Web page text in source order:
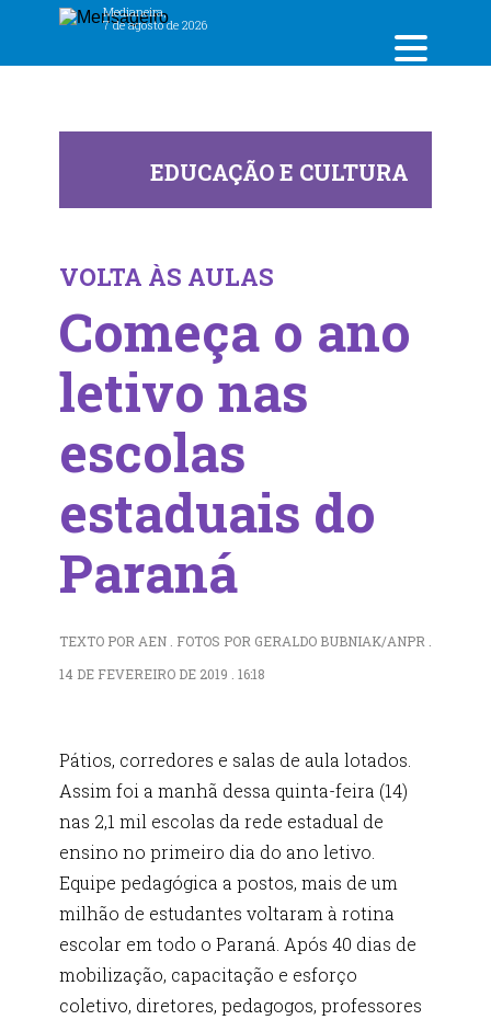
Medianeira,
7 de agosto de 2026
EDUCAÇÃO E CULTURA
VOLTA ÀS AULAS
Começa o ano
letivo nas
escolas
estaduais do
Paraná
TEXTO POR AEN . FOTOS POR GERALDO BUBNIAK/ANPR .
14 DE FEVEREIRO DE 2019 . 16:18
Pátios, corredores e salas de aula lotados.
Assim foi a manhã dessa quinta-feira (14)
nas 2,1 mil escolas da rede estadual de
ensino no primeiro dia do ano letivo.
Equipe pedagógica a postos, mais de um
milhão de estudantes voltaram à rotina
escolar em todo o Paraná. Após 40 dias de
mobilização, capacitação e esforço
coletivo, diretores, pedagogos, professores